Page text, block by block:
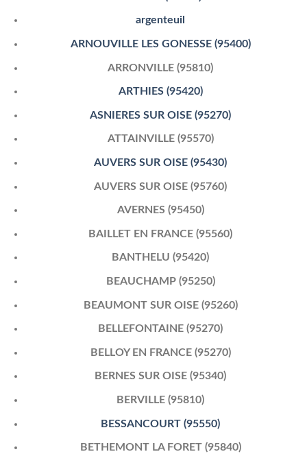
argenteuil
ARNOUVILLE LES GONESSE (95400)
ARRONVILLE (95810)
ARTHIES (95420)
ASNIERES SUR OISE (95270)
ATTAINVILLE (95570)
AUVERS SUR OISE (95430)
AUVERS SUR OISE (95760)
AVERNES (95450)
BAILLET EN FRANCE (95560)
BANTHELU (95420)
BEAUCHAMP (95250)
BEAUMONT SUR OISE (95260)
BELLEFONTAINE (95270)
BELLOY EN FRANCE (95270)
BERNES SUR OISE (95340)
BERVILLE (95810)
BESSANCOURT (95550)
BETHEMONT LA FORET (95840)